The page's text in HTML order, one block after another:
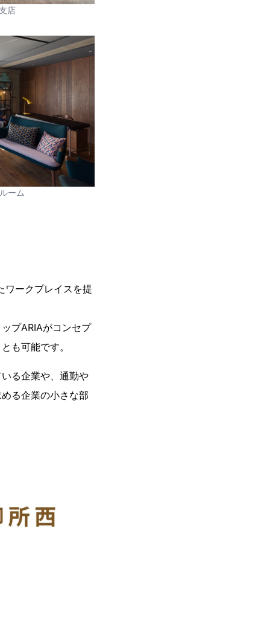
店
ーム
ワークプレイスを提
プARIAがコンセプ
も可能です。
る企業や、通勤や
る企業の小さな部